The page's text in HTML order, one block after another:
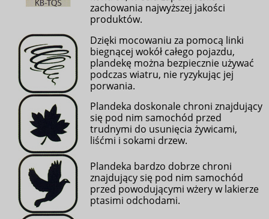
zachowania najwyższej jakości
produktów.
Dzięki mocowaniu za pomocą linki
biegnącej wokół całego pojazdu,
plandekę można bezpiecznie używać
podczas wiatru, nie ryzykując jej
porwania.
Plandeka doskonale chroni znajdujący
się pod nim samochód przed
trudnymi do usunięcia żywicami,
liśćmi i sokami drzew.
Plandeka bardzo dobrze chroni
znajdujący się pod nim samochód
przed powodującymi wżery w lakierze
ptasimi odchodami.